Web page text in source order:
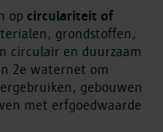
op circulariteit of
grondstoffen,
circulair en duurzaam
2e waternet om
gebouwen
met erfgoedwaarde